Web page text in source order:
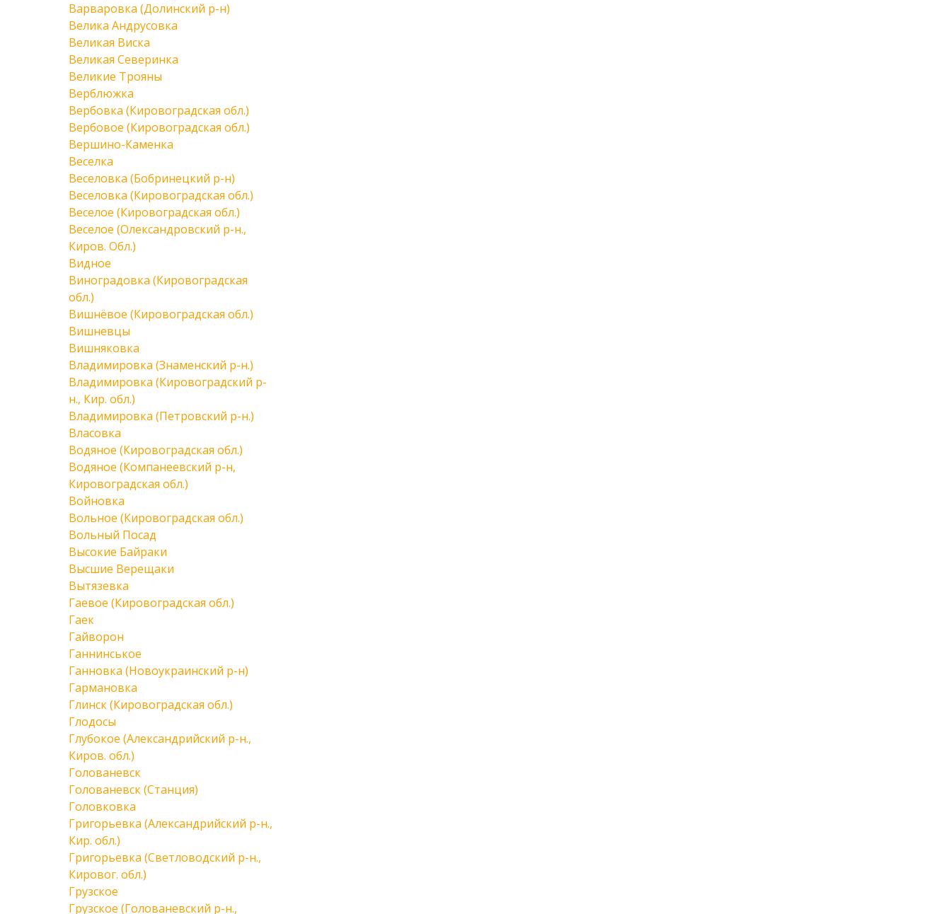
Варваровка (Долинский р-н)
Велика Андрусовка
Великая Виска
Великая Северинка
Великие Трояны
Верблюжка
Вербовка (Кировоградская обл.)
Вербовое (Кировоградская обл.)
Вершино-Каменка
Веселка
Веселовка (Бобринецкий р-н)
Веселовка (Кировоградская обл.)
Веселое (Кировоградская обл.)
Веселое (Олександровский р-н.,
Киров. Обл.)
Видное
Виноградовка (Кировоградская
обл.)
Вишнёвое (Кировоградская обл.)
Вишневцы
Вишняковка
Владимировка (Знаменский р-н.)
Владимировка (Кировоградский р-
н., Кир. обл.)
Владимировка (Петровский р-н.)
Власовка
Водяное (Кировоградская обл.)
Водяное (Компанеевский р-н,
Кировоградская обл.)
Войновка
Вольное (Кировоградская обл.)
Вольный Посад
Высокие Байраки
Высшие Верещаки
Вытязевка
Гаевое (Кировоградская обл.)
Гаек
Гайворон
Ганнинськое
Ганновка (Новоукраинский р-н)
Гармановка
Глинск (Кировоградская обл.)
Глодосы
Глубокое (Александрийский р-н.,
Киров. обл.)
Голованевск
Голованевск (Станция)
Головковка
Григорьевка (Александрийский р-н.,
Кир. обл.)
Григорьевка (Светловодский р-н.,
Кировог. обл.)
Грузское
Грузское (Голованевский р-н.,